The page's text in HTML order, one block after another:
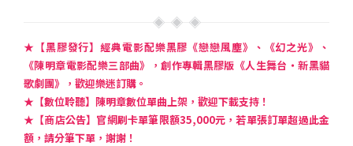
★【黑膠發行】經典電影配樂黑膠《戀戀風塵》、《幻之光》、
《陳明章電影配樂三部曲》，創作專輯黑膠版《人生舞台・新黑貓
歌劇團》，歡迎樂迷訂購。
★【數位聆聽】陳明章數位單曲上架，歡迎下載支持！
★【商店公告】官網刷卡單筆限額35,000元，若單張訂單超過此金
額，請分筆下單，謝謝！